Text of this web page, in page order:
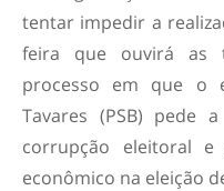
tentar impedir a
feira que ouvirá as
processo em que o
Tavares (PSB) pede
corrupção eleitoral
econômico na eleição